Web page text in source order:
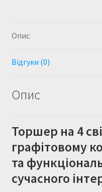
Опис
Відгуки (0)
Опис
Торшер на 4
графітовому
та
сучасного